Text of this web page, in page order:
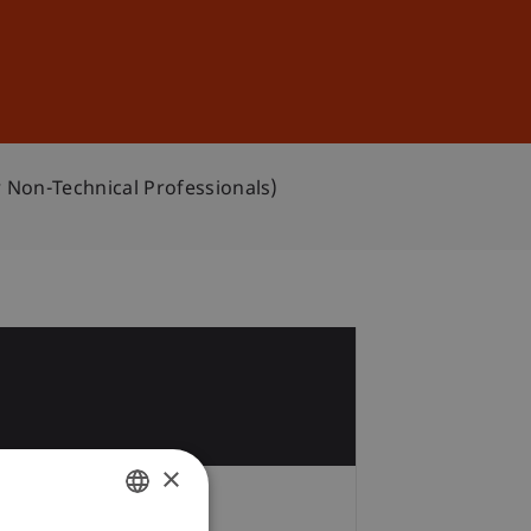
Technical Professionals)
×